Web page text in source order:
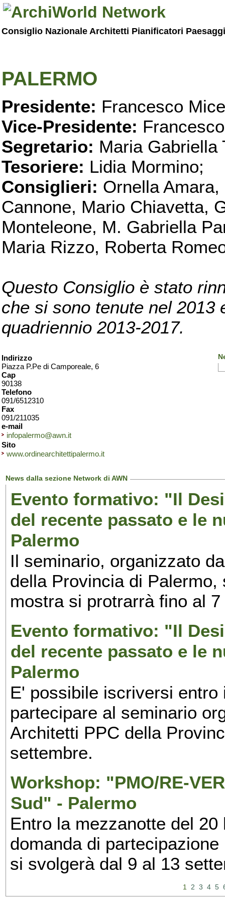
Consiglio Nazionale Architetti Pianificatori
PALERMO
Presidente: Francesco
Vice-Presidente:
Segretario: Maria Gabriella
Tesoriere: Lidia Mormino;
Consiglieri: Ornella
Cannone, Mario Chiavetta,
Monteleone, M. Gabriella
Maria Rizzo, Roberta
Questo Consiglio è stato
che si sono tenute nel 2013
quadriennio 2013-2017.
Indirizzo
Piazza P.Pe di Camporeale, 6
Cap
90138
Telefono
091/6512310
Fax
091/211035
e-mail
infopalermo@awn.it
Sito
www.ordinearchitettipalermo.it
News dalla sezione Network di AWN
Evento formativo: "Il
del recente passato e le
Palermo
Il seminario, organizzato
della Provincia di
mostra si protrarrà fino al
Evento formativo: "Il
del recente passato e le
Palermo
E' possibile iscriversi
partecipare al seminario
Architetti PPC della
settembre.
Workshop: "PMO/RE-
Sud" - Palermo
Entro la mezzanotte del
domanda di
si svolgerà dal 9 al 13
1 2 3 4 5